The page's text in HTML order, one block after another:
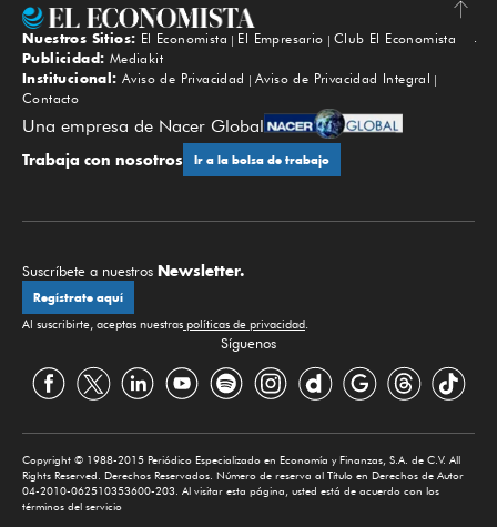
Subir
Nuestros Sitios: El Economista El Empresario
Club El Economista
Publicidad: Mediakit
Institucional: Aviso de Privacidad
Aviso de Privacidad Integral
Contacto
Una empresa de Nacer Global
Trabaja con nosotros Ir a la bolsa de trabajo
Suscríbete a nuestros Newsletter.
Regístrate aquí
Al suscribirte, aceptas nuestras políticas de privacidad.
Síguenos
Copyright © 1988-2015 Periódico Especializado en Economía y Finanzas, S.A. de C.V. All
Rights Reserved. Derechos Reservados. Número de reserva al Título en Derechos de Autor
04-2010-062510353600-203. Al visitar esta página, usted está de acuerdo con los
términos del servicio